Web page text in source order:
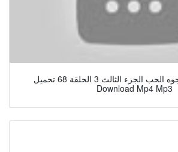
مسلسل هندي وجوه الحب الجزء الثالث 3 الحلقة 68 تحميل
Download Mp4 Mp3